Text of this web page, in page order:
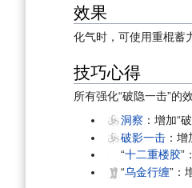
导
航
搜
索
效果
化气时，可使用重棍蓄
技巧心得
所有强化“破隐一击”的
洞察 ：增加“
破影一击 ：
“十二重楼胶”
“乌金行缠”：